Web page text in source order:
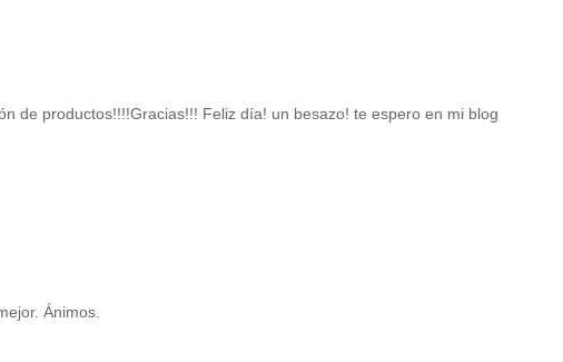
de productos!!!!Gracias!!! Feliz día! un besazo! te espero en mi blog
Ánimos.